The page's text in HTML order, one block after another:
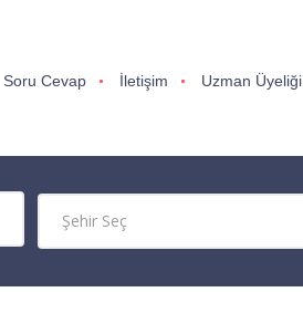
Soru Cevap İletişim Uzman Üyeliği